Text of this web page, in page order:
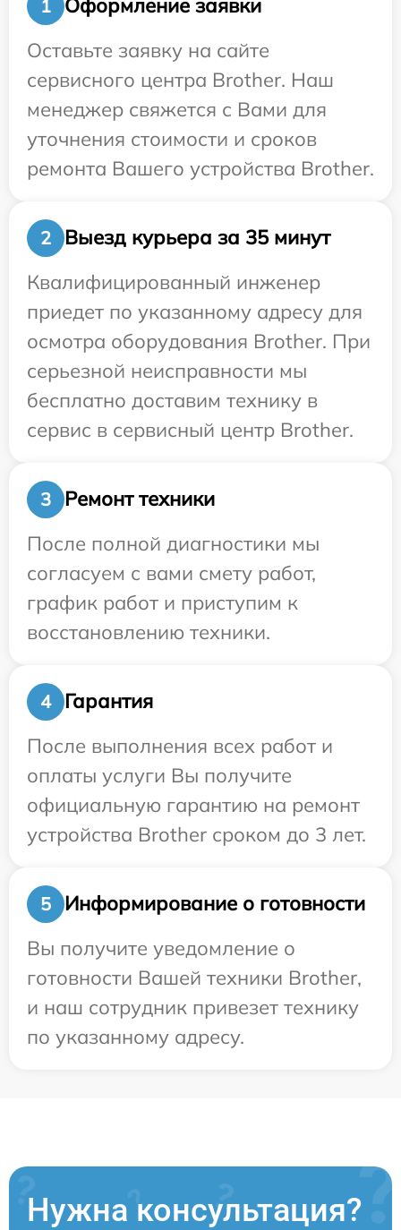
1
Оформление заявки
Оставьте заявку на сайте
сервисного центра Brother. Наш
менеджер свяжется с Вами для
уточнения стоимости и сроков
ремонта Вашего устройства Brother.
2
Выезд курьера за 35 минут
Квалифицированный инженер
приедет по указанному адресу для
осмотра оборудования Brother. При
серьезной неисправности мы
бесплатно доставим технику в
сервис в сервисный центр Brother.
3
Ремонт техники
После полной диагностики мы
согласуем с вами смету работ,
график работ и приступим к
восстановлению техники.
4
Гарантия
После выполнения всех работ и
оплаты услуги Вы получите
официальную гарантию на ремонт
устройства Brother сроком до 3 лет.
5
Информирование о готовности
Вы получите уведомление о
готовности Вашей техники Brother,
и наш сотрудник привезет технику
по указанному адресу.
Нужна консультация?